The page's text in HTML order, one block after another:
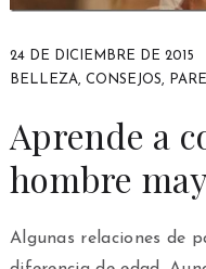
24 DE DICIEMBRE DE 2015
BELLEZA, CONSEJOS,
Aprende a
hombre
Algunas relaciones de